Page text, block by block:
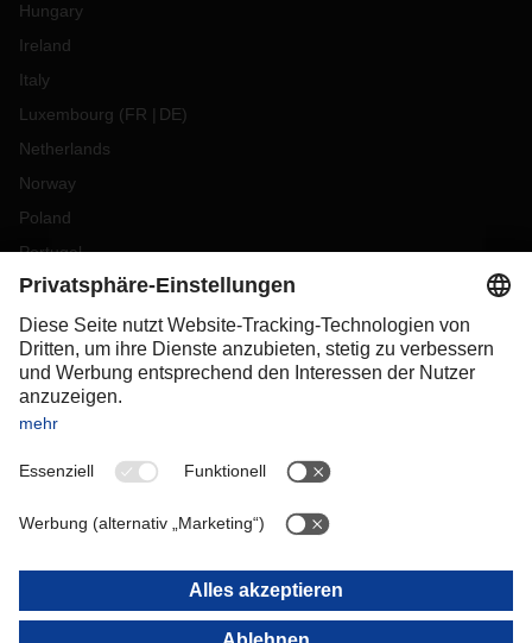
Hungary
Ireland
Italy
Luxembourg (FR DE)
Netherlands
Norway
Poland
Portugal
Romania
Slovakia
Spain
Sweden
Switzerland
OCEANIA